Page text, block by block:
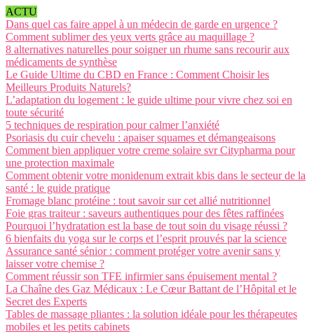
ACTU
Dans quel cas faire appel à un médecin de garde en urgence ?
Comment sublimer des yeux verts grâce au maquillage ?
8 alternatives naturelles pour soigner un rhume sans recourir aux
médicaments de synthèse
Le Guide Ultime du CBD en France : Comment Choisir les
Meilleurs Produits Naturels?
L’adaptation du logement : le guide ultime pour vivre chez soi en
toute sécurité
5 techniques de respiration pour calmer l’anxiété
Psoriasis du cuir chevelu : apaiser squames et démangeaisons
Comment bien appliquer votre creme solaire svr Citypharma pour
une protection maximale
Comment obtenir votre monidenum extrait kbis dans le secteur de la
santé : le guide pratique
Fromage blanc protéine : tout savoir sur cet allié nutritionnel
Foie gras traiteur : saveurs authentiques pour des fêtes raffinées
Pourquoi l’hydratation est la base de tout soin du visage réussi ?
6 bienfaits du yoga sur le corps et l’esprit prouvés par la science
Assurance santé sénior : comment protéger votre avenir sans y
laisser votre chemise ?
Comment réussir son TFE infirmier sans épuisement mental ?
La Chaîne des Gaz Médicaux : Le Cœur Battant de l’Hôpital et le
Secret des Experts
Tables de massage pliantes : la solution idéale pour les thérapeutes
mobiles et les petits cabinets